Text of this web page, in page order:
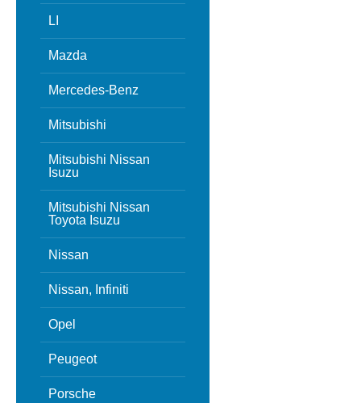
LI
Mazda
Mercedes-Benz
Mitsubishi
Mitsubishi Nissan
Isuzu
Mitsubishi Nissan
Toyota Isuzu
Nissan
Nissan, Infiniti
Opel
Peugeot
Porsche